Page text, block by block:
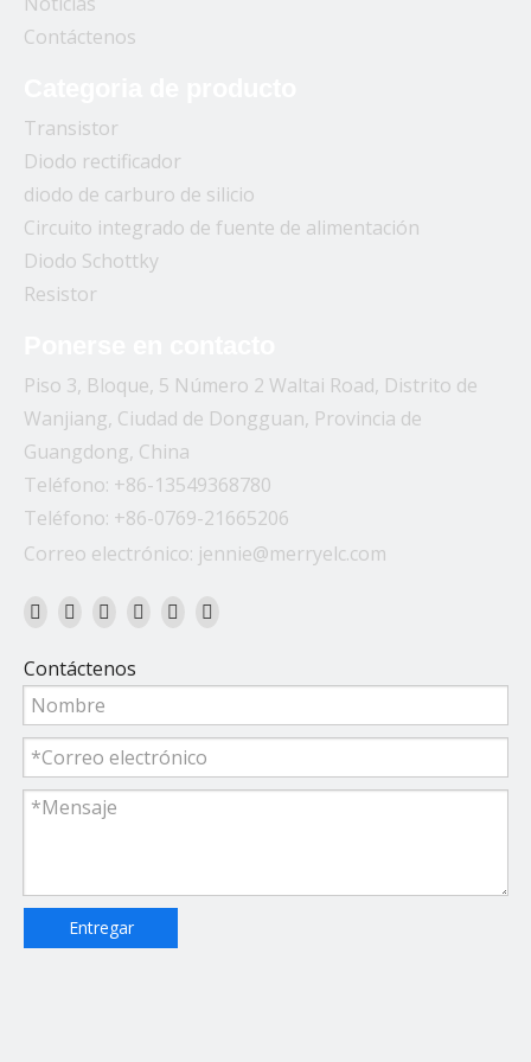
Contáctenos
Transistor
Diodo rectificador
diodo de carburo de silicio
Circuito integrado de fuente de alimentación
Diodo Schottky
Resistor
Piso 3, Bloque, 5 Número 2 Waltai Road, Distrito de
Wanjiang, Ciudad de Dongguan, Provincia de
Guangdong, China
Teléfono: +86-13549368780
Teléfono: +86-0769-21665206
Correo electrónico: jennie@merryelc.com
Contáctenos
Entregar